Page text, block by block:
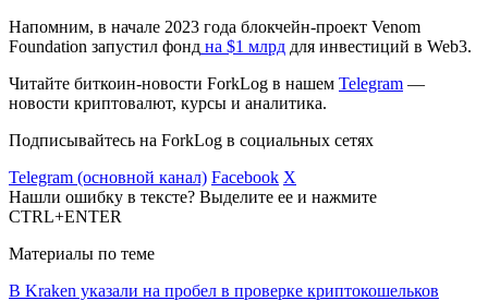
Напомним, в начале 2023 года блокчейн-проект Venom
Foundation запустил фонд на $1 млрд для инвестиций в Web3.
Читайте биткоин-новости ForkLog в нашем Telegram —
новости криптовалют, курсы и аналитика.
Подписывайтесь на ForkLog в социальных сетях
Telegram (основной канал) Facebook X
Нашли ошибку в тексте? Выделите ее и нажмите
CTRL+ENTER
Материалы по теме
В Kraken указали на пробел в проверке криптокошельков